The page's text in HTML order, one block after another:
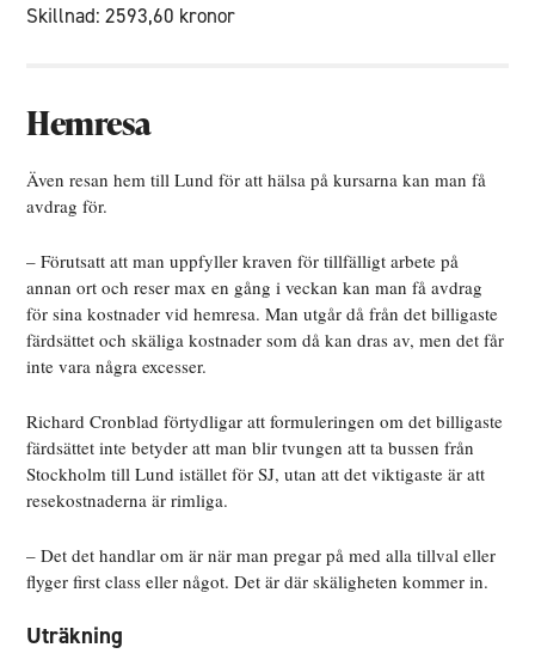
Skillnad: 2593,60 kronor
Hemresa
Även resan hem till Lund för att hälsa på kursarna kan man få
avdrag för.
– Förutsatt att man uppfyller kraven för tillfälligt arbete på
annan ort och reser max en gång i veckan kan man få avdrag
för sina kostnader vid hemresa. Man utgår då från det billigaste
färdsättet och skäliga kostnader som då kan dras av, men det får
inte vara några excesser.
Richard Cronblad förtydligar att formuleringen om det billigaste
färdsättet inte betyder att man blir tvungen att ta bussen från
Stockholm till Lund istället för SJ, utan att det viktigaste är att
resekostnaderna är rimliga.
– Det det handlar om är när man pregar på med alla tillval eller
flyger first class eller något. Det är där skäligheten kommer in.
Uträkning